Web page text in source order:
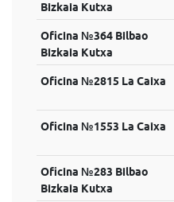
Bizkaia Kutxa
Oficina №364 Bilbao
Bizkaia Kutxa
Oficina №2815 La Caixa
Oficina №1553 La Caixa
Oficina №283 Bilbao
Bizkaia Kutxa